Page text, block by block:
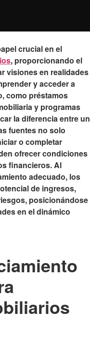
crucial en el
, proporcionando el
visiones en realidades
y acceder a
como préstamos
y programas
la diferencia entre un
fuentes no solo
o completar
ofrecer condiciones
financieros. Al
adecuado, los
de ingresos,
, posicionándose
en el dinámico